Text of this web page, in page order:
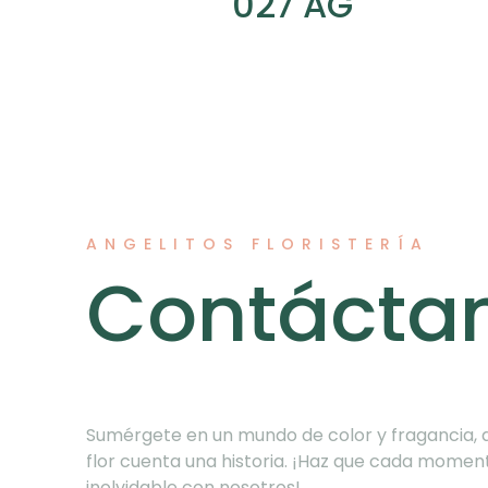
ANGELITOS FLORISTERÍA
Sumérgete en un mundo de color y fragancia,
flor cuenta una historia. ¡Haz que cada